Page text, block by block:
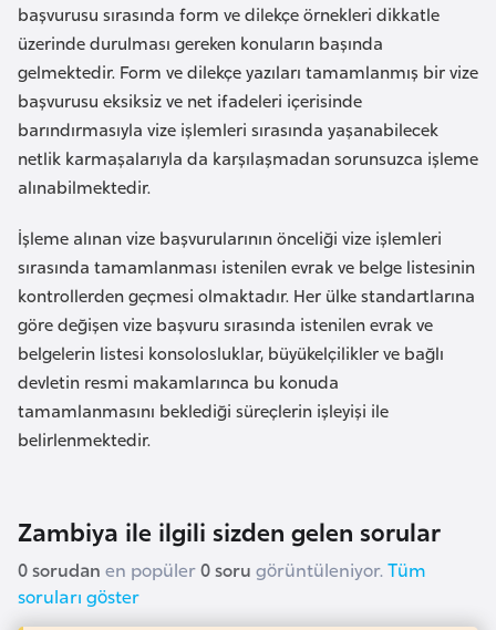
başvurusu sırasında form ve dilekçe örnekleri dikkatle
üzerinde durulması gereken konuların başında
gelmektedir. Form ve dilekçe yazıları tamamlanmış bir vize
başvurusu eksiksiz ve net ifadeleri içerisinde
barındırmasıyla vize işlemleri sırasında yaşanabilecek
netlik karmaşalarıyla da karşılaşmadan sorunsuzca işleme
alınabilmektedir.
İşleme alınan vize başvurularının önceliği vize işlemleri
sırasında tamamlanması istenilen evrak ve belge listesinin
kontrollerden geçmesi olmaktadır. Her ülke standartlarına
göre değişen vize başvuru sırasında istenilen evrak ve
belgelerin listesi konsolosluklar, büyükelçilikler ve bağlı
devletin resmi makamlarınca bu konuda
tamamlanmasını beklediği süreçlerin işleyişi ile
belirlenmektedir.
Zambiya ile ilgili sizden gelen sorular
0 sorudan en popüler0 soru görüntüleniyor.Tüm
soruları göster
B
a
h
r
e
y
B
a
n
g
l
a
d
B
e